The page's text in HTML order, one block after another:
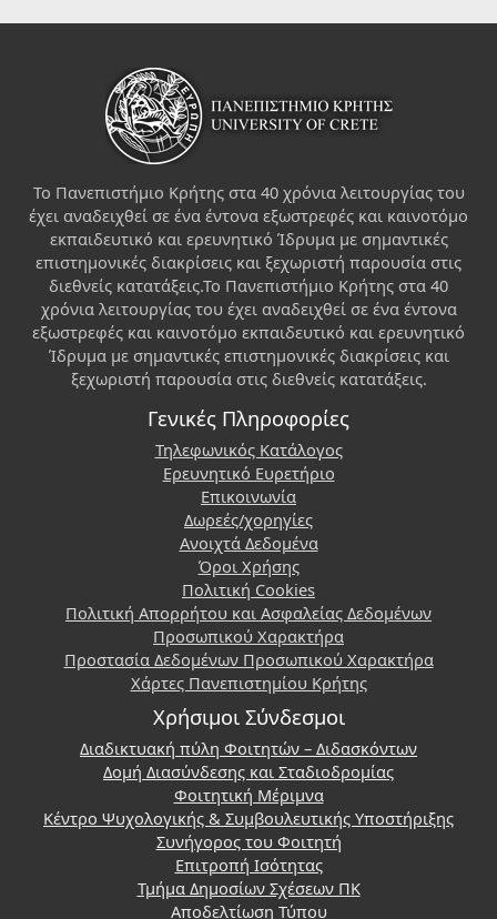
Το Πανεπιστήμιο Κρήτης στα 40 χρόνια λειτουργίας του
έχει αναδειχθεί σε ένα έντονα εξωστρεφές και καινοτόμο
εκπαιδευτικό και ερευνητικό Ίδρυμα με σημαντικές
επιστημονικές διακρίσεις και ξεχωριστή παρουσία στις
διεθνείς κατατάξεις.Το Πανεπιστήμιο Κρήτης στα 40
χρόνια λειτουργίας του έχει αναδειχθεί σε ένα έντονα
εξωστρεφές και καινοτόμο εκπαιδευτικό και ερευνητικό
Ίδρυμα με σημαντικές επιστημονικές διακρίσεις και
ξεχωριστή παρουσία στις διεθνείς κατατάξεις.
Γενικές Πληροφορίες
Τηλεφωνικός Κατάλογος
Ερευνητικό Ευρετήριο
Επικοινωνία
Δωρεές/χορηγίες
Ανοιχτά Δεδομένα
Όροι Χρήσης
Πολιτική Cookies
Πολιτική Απορρήτου και Ασφαλείας Δεδομένων
Προσωπικού Χαρακτήρα
Προστασία Δεδομένων Προσωπικού Χαρακτήρα
Χάρτες Πανεπιστημίου Κρήτης
Χρήσιμοι Σύνδεσμοι
Διαδικτυακή πύλη Φοιτητών – Διδασκόντων
Δομή Διασύνδεσης και Σταδιοδρομίας
Φοιτητική Μέριμνα
Κέντρο Ψυχολογικής & Συμβουλευτικής Υποστήριξης
Συνήγορος του Φοιτητή
Επιτροπή Ισότητας
Τμήμα Δημοσίων Σχέσεων ΠΚ
Αποδελτίωση Τύπου